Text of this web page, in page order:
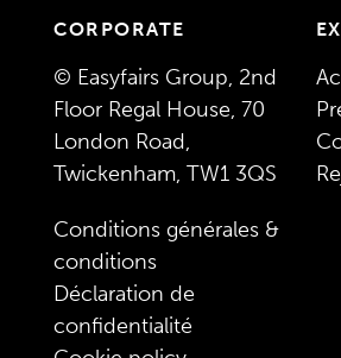
CORPORATE
© Easyfairs Group, 2nd
Floor Regal House, 70
London Road,
Twickenham, TW1 3QS
Conditions générales &
conditions
Déclaration de
confidentialité